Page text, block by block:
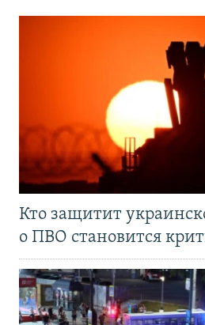
Кто защитит
о ПВО становится